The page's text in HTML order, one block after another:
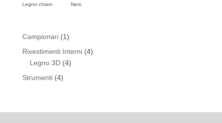
Legno chiaro Nero
Campionari 11
prodotto
Rivestimenti Interni 44
Legno 3D 44
Strumenti 44